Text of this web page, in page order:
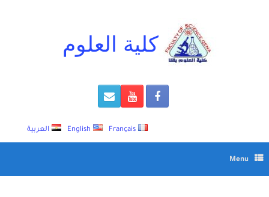
كلية العلوم
العربية English Français
Menu